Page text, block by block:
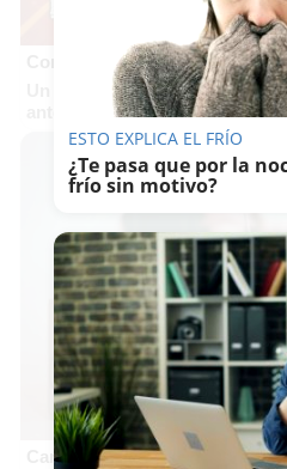
Corepunk MMORPG
Un verdadero MMORPG de la
antes, pero mejor!
Canciones que marcan
ESTO EXPLICA EL FRÍO
¿Te pasa que por la
frío sin motivo?